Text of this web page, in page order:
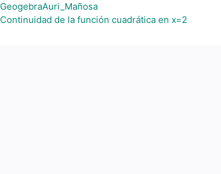
GeogebraAuri_Mañosa
Continuidad de la función cuadrática en x=2